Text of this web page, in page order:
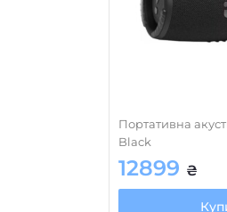
Black
12899 ₴